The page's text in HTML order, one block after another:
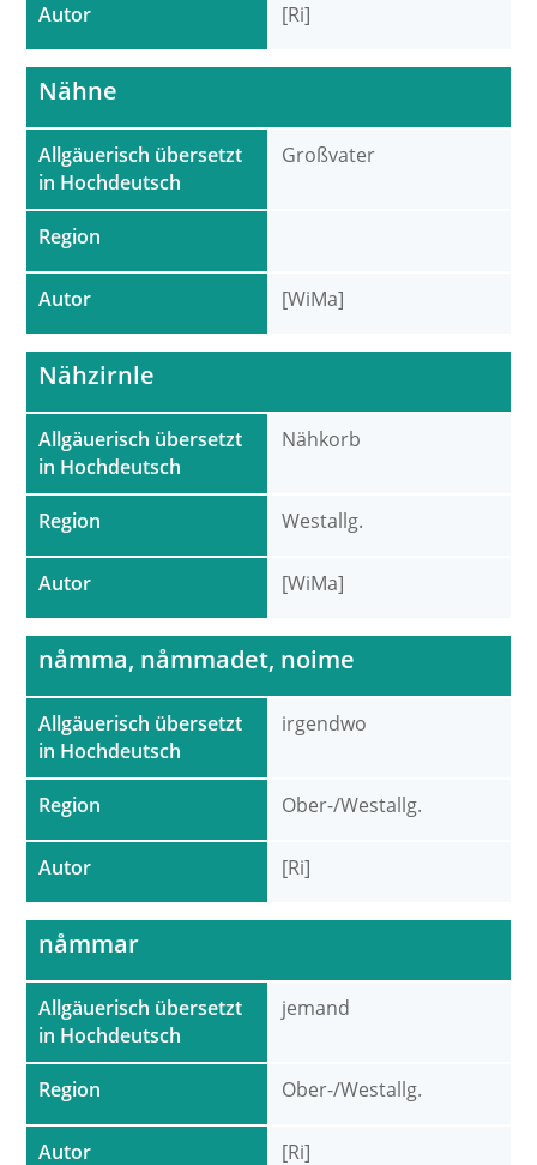
Autor [Ri]
Allgäuerisch übersetzt
in Hochdeutsch
Region
Autor
Nähne
Großvater
[WiMa]
Allgäuerisch übersetzt
in Hochdeutsch
Region
Autor
Nähzirnle
Nähkorb
Westallg.
[WiMa]
Allgäuerisch übersetzt
in Hochdeutsch
Region
Autor
nåmma, nåmmadet, noime
irgendwo
Ober-/Westallg.
[Ri]
Allgäuerisch übersetzt
in Hochdeutsch
Region
Autor
nåmmar
jemand
Ober-/Westallg.
[Ri]